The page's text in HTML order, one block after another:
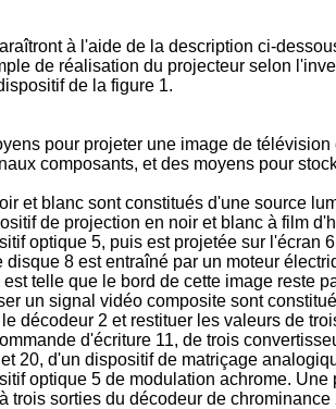
à l'aide de la description ci-
de réalisation du projecteur selon
de la figure 1.
pour projeter une image de
composants, et des moyens pour
et blanc sont constitués d'une source
de projection en noir et blanc à film
optique 5, puis est projetée sur
8 est entraîné par un moteur
telle que le bord de cette image
un signal vidéo composite sont
décodeur 2 et restituer les valeurs de
d'écriture 11, de trois
20, d'un dispositif de matriçage
optique 5 de modulation achrome.
trois sorties du décodeur de chrominance